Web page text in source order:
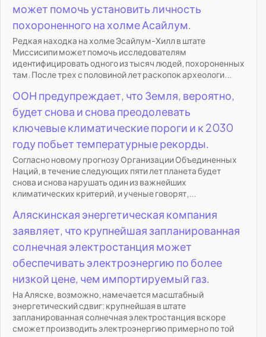
может помочь установить личность
похороненного на холме Асайлум.
Редкая находка на холме Эсайлум-Хилл в штате
Миссисипи может помочь исследователям
идентифицировать одного из тысяч людей, похороненных
там. После трех с половиной лет раскопок археологи...
ООН предупреждает, что Земля, вероятно,
будет снова и снова преодолевать
ключевые климатические пороги и к 2030
году побьет температурные рекорды.
Согласно новому прогнозу Организации Объединенных
Наций, в течение следующих пяти лет планета будет
снова и снова нарушать один из важнейших
климатических критерий, и ученые говорят,...
Аляскинская энергетическая компания
заявляет, что крупнейшая запланированная
солнечная электростанция может
обеспечивать электроэнергию по более
низкой цене, чем импортируемый газ.
На Аляске, возможно, намечается масштабный
энергетический сдвиг: крупнейшая в штате
запланированная солнечная электростанция вскоре
сможет производить электроэнергию примерно по той